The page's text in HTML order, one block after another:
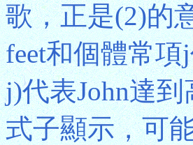
歌，正是(2)的
feet和個體常
j)代表John達
式子顯示，可